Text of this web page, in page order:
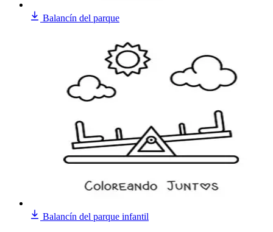
Balancín del parque
Balancín del parque infantil